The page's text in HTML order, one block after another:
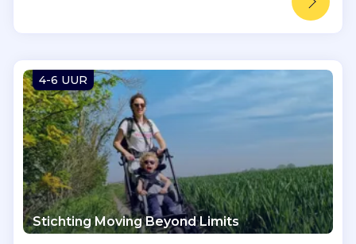
4-6 UUR
Stichting Moving Beyond Limits